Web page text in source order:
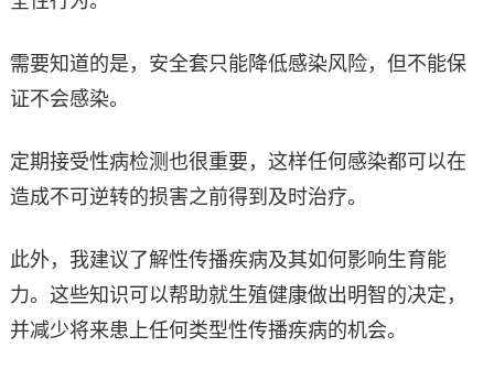
需要知道的是，安全套只能降低感染风险，但不能保
证不会感染。
定期接受性病检测也很重要，这样任何感染都可以在
造成不可逆转的损害之前得到及时治疗。
此外，我建议了解性传播疾病及其如何影响生育能
力。这些知识可以帮助就生殖健康做出明智的决定，
并减少将来患上任何类型性传播疾病的机会。